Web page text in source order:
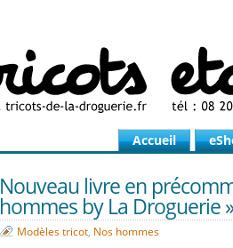
Accueil
Nouveau livre en
hommes by La Droguerie »
Modèles tricot, Nos hommes